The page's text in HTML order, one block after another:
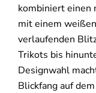
kombiniert einen
mit einem
verlaufenden
Trikots bis
Designwahl
Blickfang auf